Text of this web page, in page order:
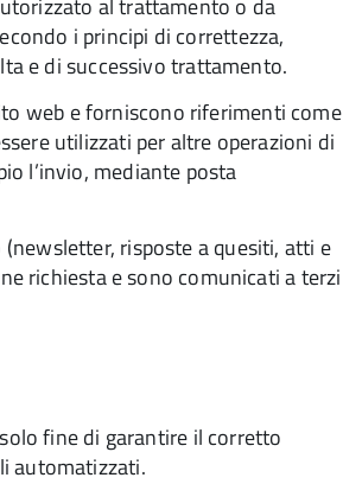
al trattamento o da
i principi di correttezza,
e di successivo trattamento.
web e forniscono riferimenti come
utilizzati per altre operazioni di
l’invio, mediante posta
risposte a quesiti, atti e
richiesta e sono comunicati a terzi
fine di garantire il corretto
automatizzati.